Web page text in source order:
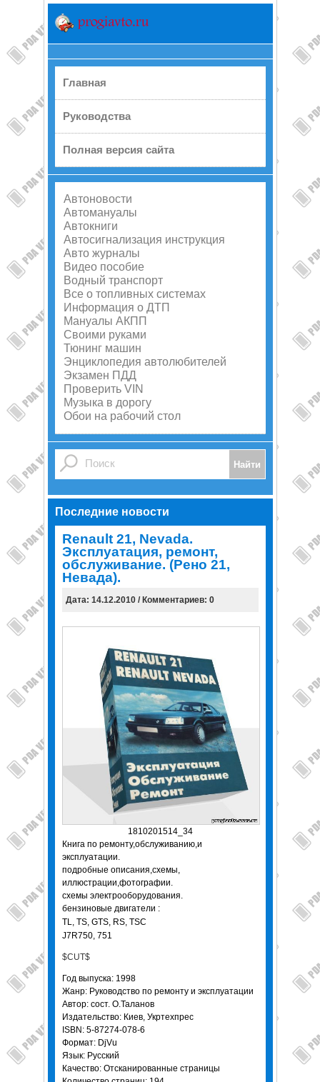
Главная
Руководства
Полная версия сайта
Автоновости
Автомануалы
Автокниги
Автосигнализация инструкция
Авто журналы
Видео пособие
Водный транспорт
Все о топливных системах
Информация о ДТП
Мануалы АКПП
Своими руками
Тюнинг машин
Энциклопедия автолюбителей
Экзамен ПДД
Проверить VIN
Музыка в дорогу
Обои на рабочий стол
Последние новости
Renault 21, Nevada.
Эксплуатация, ремонт,
обслуживание. (Рено 21,
Невада).
Дата: 14.12.2010 / Комментариев: 0
1810201514_34
Книга по ремонту,обслуживанию,и
эксплуатации.
подробные описания,схемы,
иллюстрации,фотографии.
схемы электрооборудования.
бензиновые двигатели :
TL, TS, GTS, RS, TSC
J7R750, 751
$CUT$
Год выпуска: 1998
Жанр: Руководство по ремонту и эксплуатации
Автор: сост. О.Таланов
Издательство: Киев, Укртехпрес
ISBN: 5-87274-078-6
Формат: DjVu
Язык: Русский
Качество: Отсканированные страницы